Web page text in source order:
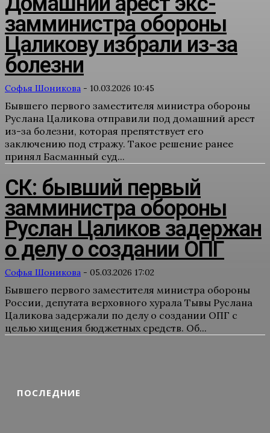
ПОСЛЕДНИЕ
замминистра обороны
Цаликову избрали из-за
болезни
Софья Шоникова - 10.03.2026 10:45
Бывшего первого заместителя министра обороны
Руслана Цаликова отправили под домашний арест
из-за болезни, которая препятствует его
заключению под стражу. Такое решение ранее
принял Басманный суд...
СК: бывший первый
замминистра обороны
Руслан Цаликов задержан
о делу о создании ОПГ
Софья Шоникова - 05.03.2026 17:02
Бывшего первого заместителя министра обороны
России, депутата верховного хурала Тывы Руслана
Цаликова задержали по делу о создании ОПГ с
целью хищения бюджетных средств. Об...